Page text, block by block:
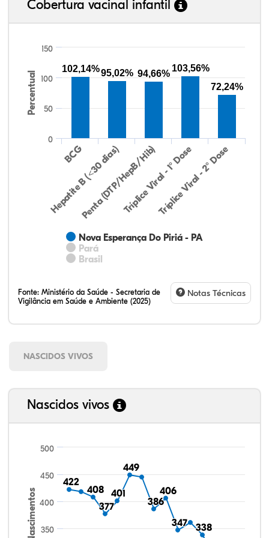
Cobertura vacinal infantil
Percentual
Nova Esperança Do Piriá - PA
Pará
Brasil
BCG
Hepatite B (<30 dias)
Penta (DTP/HepB/Hib)Tríplice Viral - 1° Dose
Tríplice Viral - 2° Dose
0
50
100
150
102,14%95,02% 94,66%
103,56%
72,24%
Fonte: Ministério da Saúde - Secretaria de
Vigilância em Saúde e Ambiente (2025)
Notas Técnicas
NASCIDOS VIVOS
Nascidos vivos
Nascimentos
422
422
408
408
377
377
401
401
449
449
386
386
406
406
347
347 338
338
350
400
450
500